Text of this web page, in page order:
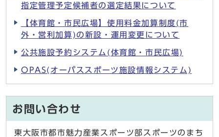
指定管理予定候補者の選定結果について
【体育館・市民広場】使用料金加算制度(市
外・営利加算)の新設・運用変更について
公共施設予約システム(体育館・市民広場)
OPAS(オーパススポーツ施設情報システム)
お問い合わせ
東大阪市都市魅力産業スポーツ部スポーツのまち